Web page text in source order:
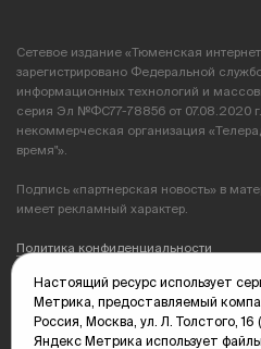
Сетевое издание «Тюменская
зарегистрировано Федеральной
информационных технологий и
серия Эл №ФС77-78856 от 07.08.2020
некоммерческая организация
время"».
Подпись «партнерская новость» в
имеет рекламный характер.
Политика конфиденциальности
Редакция: 625035, Тюмень, пр.
(3452) 68-89-05
edit@vsluh.ru
Настоящий ресурс использует
Метрика, предоставляемый
Россия, Москва, ул. Л. Толстого,
Яндекс Метрика использует